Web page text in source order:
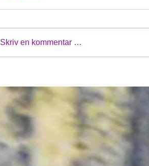
Skriv en kommentar …